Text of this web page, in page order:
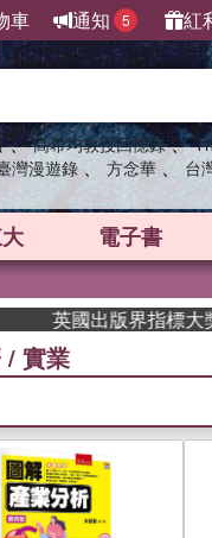
車 通知 5 紅
、 高希均教授回憶錄 、
灣漫遊錄 、 方念華 、 台
電子書
出版界指標大獎肯定！
/ 實業